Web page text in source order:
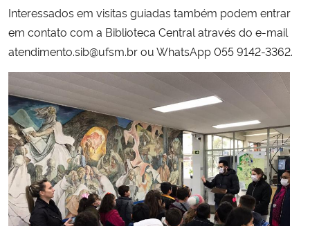
Planalto
Interessados em visitas guiadas também podem entrar
em contato com a Biblioteca Central através do e-mail
atendimento.sib@ufsm.br ou WhatsApp 055 9142-3362.